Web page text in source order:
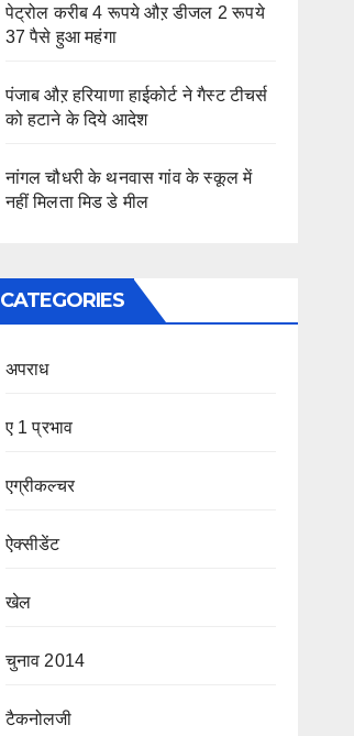
पेट्रोल करीब 4 रूपये औऱ डीजल 2 रूपये
37 पैसे हुआ महंगा
पंजाब औऱ हरियाणा हाईकोर्ट ने गैस्ट टीचर्स
को हटाने के दिये आदेश
नांगल चौधरी के थनवास गांव के स्कूल में
नहीं मिलता मिड डे मील
CATEGORIES
अपराध
ए 1 प्रभाव
एग्रीकल्चर
ऐक्सीडेंट
खेल
चुनाव 2014
टैकनोलजी